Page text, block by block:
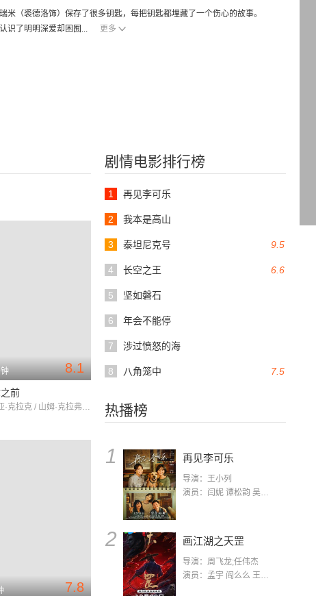
（裘德洛饰）保存了很多钥匙，每把钥匙都埋藏了一个伤心的故事。
识了明明深爱却困囿...
更多
剧情电影排行榜
1 再见李可乐
2 我本是高山
9.5
3 泰坦尼克号
6.6
4 长空之王
5 坚如磐石
6 年会不能停
7 涉过愤怒的海
7.5
8 八角笼中
热播榜
1 再见李可乐
导演：王小列
演员：闫妮 谭松韵 吴京 蒋龙 赵小棠 冯雷 李虎城 平安 小七 小可乐
2 画江湖之天罡
导演：周飞龙;任伟杰
演员：孟宇 阎么么 王凯 郭政建 阎萌萌 杨默 高枫 齐斯伽 刘芊含 马程
8.1
前
艾米莉亚·克拉克 / 山姆·克拉弗林 / 珍妮特·麦克蒂尔
7.8